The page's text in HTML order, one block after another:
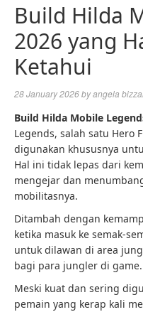
Build Hilda
2026 yang
Ketahui
28 January 2026byangela
Build Hilda Mobile
Legends, salah satu Hero
digunakan khususnya
Hal ini tidak lepas dari
mengejar dan
mobilitasnya.
Ditambah dengan
ketika masuk ke semak-
untuk dilawan di area
bagi para jungler di game.
Meski kuat dan sering
pemain yang kerap kali